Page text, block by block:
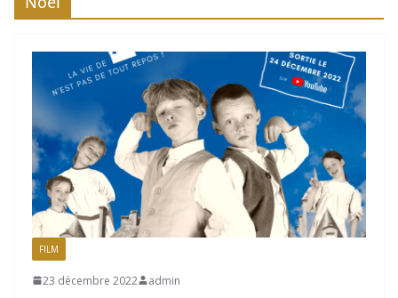
FILM
23 décembre 2022 admin